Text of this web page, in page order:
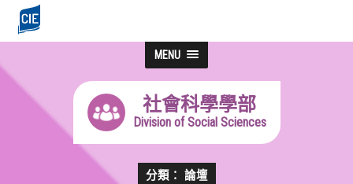
MENU
社會科學學部
Division of Social Sciences
分類： 論壇